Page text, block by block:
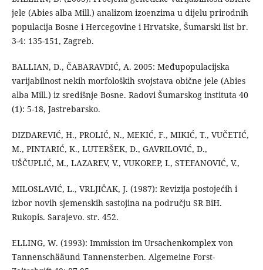
jele (Abies alba Mill.) analizom izoenzima u dijelu prirodnih
populacija Bosne i Hercegovine i Hrvatske, Šumarski list br.
3-4: 135-151, Zagreb.
BALLIAN, D., ČABARAVDIĆ, A. 2005: Međupopulacijska
varijabilnost nekih morfoloških svojstava obične jele (Abies
alba Mill.) iz središnje Bosne. Radovi Šumarskog instituta 40
(1): 5-18, Jastrebarsko.
DIZDAREVIĆ, H., PROLIĆ, N., MEKIĆ, F., MIKIĆ, T., VUČETIĆ,
M., PINTARIĆ, K., LUTERŠEK, D., GAVRILOVIĆ, D.,
UŠČUPLIĆ, M., LAZAREV, V., VUKOREP, I., STEFANOVIĆ, V.,
MILOSLAVIĆ, L., VRLJIČAK, J. (1987): Revizija postojećih i
izbor novih sjemenskih sastojina na području SR BiH.
Rukopis. Sarajevo. str. 452.
ELLING, W. (1993): Immission im Ursachenkomplex von
Tannenschääund Tannensterben. Algemeine Forst-